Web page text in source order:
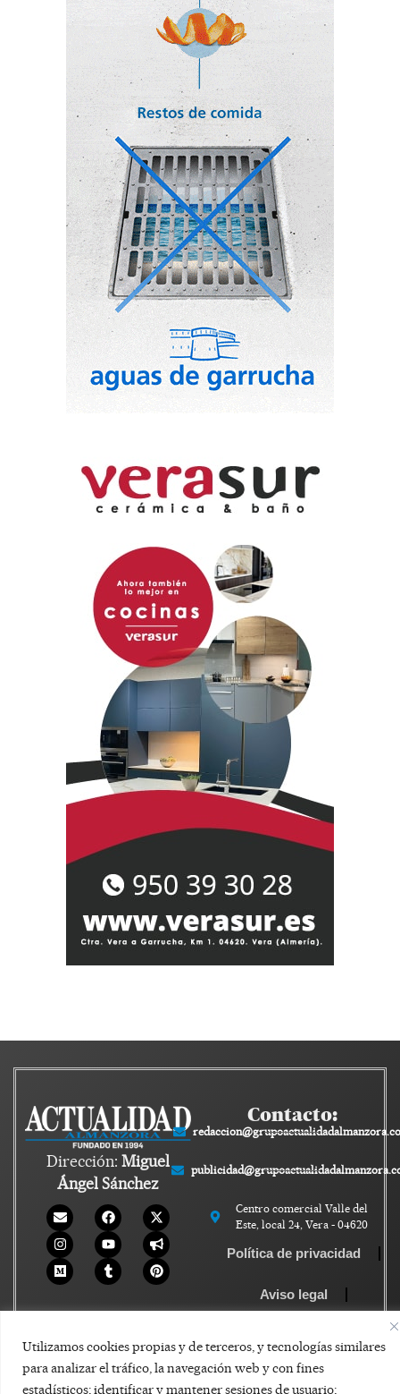
Utilizamos cookies propias y de terceros, y tecnologías similares
para analizar el tráfico, la navegación web y con fines
estadísticos; identificar y mantener sesiones de usuario;
Dirección: Miguel
Ángel Sánchez
Contacto:
Centro comercial Valle del
Este, local 24, Vera - 04620
Política de privacidad
Aviso legal